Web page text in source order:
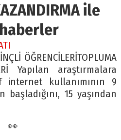
ile
ÖĞRENCİLERİTOPLUMA
Yapılan araştırmalara
kullanımının 9
başladığını, 15 yaşından
👀